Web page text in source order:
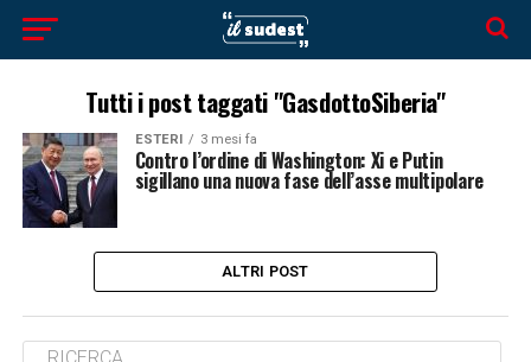
Tutti i post taggati "GasdottoSiberia"
ESTERI 3 mesi fa
Contro l’ordine di Washington: Xi e Putin
sigillano una nuova fase dell’asse multipolare
ALTRI POST